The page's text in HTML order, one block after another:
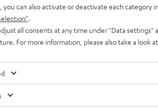
you can also activate or deactivate each category
all consents at any time under "Data
For more information, please also take a look